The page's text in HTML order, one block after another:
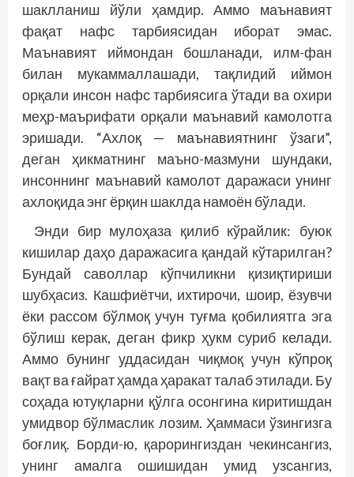
шаклланиш йўли ҳамдир. Аммо маънавият
фақат нафс тарбиясидан иборат эмас.
Маънавият иймондан бошланади, илм-фан
билан мукаммаллашади, тақлидий иймон
орқали инсон нафс тарбиясига ўтади ва охири
меҳр-маърифати орқали маънавий камолотга
эришади. “Ахлоқ — маънавиятнинг ўзаги”,
деган ҳикматнинг маъно-мазмуни шундаки,
инсоннинг маънавий камолот даражаси унинг
ахлоқида энг ёрқин шаклда намоён бўлади.
Энди бир мулоҳаза қилиб кўрайлик: буюк
кишилар даҳо даражасига қандай кўтарилган?
Бундай саволлар кўпчиликни қизиқтириши
шубҳасиз. Кашфиётчи, ихтирочи, шоир, ёзувчи
ёки рассом бўлмоқ учун туғма қобилиятга эга
бўлиш керак, деган фикр ҳукм суриб келади.
Аммо бунинг уддасидан чиқмоқ учун кўпроқ
вақт ва ғайрат ҳамда ҳаракат талаб этилади. Бу
соҳада ютуқларни қўлга осонгина киритишдан
умидвор бўлмаслик лозим. Ҳаммаси ўзингизга
боғлиқ. Борди-ю, қарорингиздан чекинсангиз,
унинг амалга ошишидан умид узсангиз,